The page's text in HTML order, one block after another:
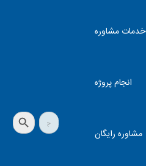
خدمات مشاوره
انجام پروژه
مشاوره رایگان
جستجو
برای:
دکمه جستجو